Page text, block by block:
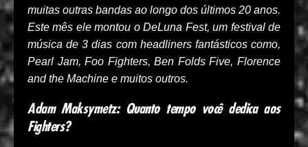
muitas outras bandas ao longo dos últimos 20 anos.
Este mês ele montou o DeLuna Fest, um festival de
música de 3 dias com headliners fantásticos como,
Pearl Jam, Foo Fighters, Ben Folds Five, Florence
and the Machine e muitos outros.
Adam Maksymetz: Quanto tempo você dedica aos
Fighters?